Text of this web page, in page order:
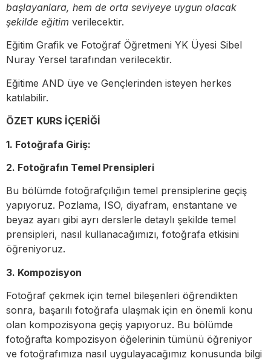
başlayanlara, hem de orta seviyeye uygun olacak
şekilde eğitim verilecektir.
Eğitim Grafik ve Fotoğraf Öğretmeni YK Üyesi Sibel
Nuray Yersel tarafından verilecektir.
Eğitime AND üye ve Gençlerinden isteyen herkes
katılabilir.
ÖZET KURS İÇERİĞİ
1. Fotoğrafa Giriş:
2. Fotoğrafın Temel Prensipleri
Bu bölümde fotoğrafçılığın temel prensiplerine geçiş
yapıyoruz. Pozlama, ISO, diyafram, enstantane ve
beyaz ayarı gibi ayrı derslerle detaylı şekilde temel
prensipleri, nasıl kullanacağımızı, fotoğrafa etkisini
öğreniyoruz.
3. Kompozisyon
Fotoğraf çekmek için temel bileşenleri öğrendikten
sonra, başarılı fotoğrafa ulaşmak için en önemli konu
olan kompozisyona geçiş yapıyoruz. Bu bölümde
fotoğrafta kompozisyon öğelerinin tümünü öğreniyor
ve fotoğrafımıza nasıl uygulayacağımız konusunda bilgi